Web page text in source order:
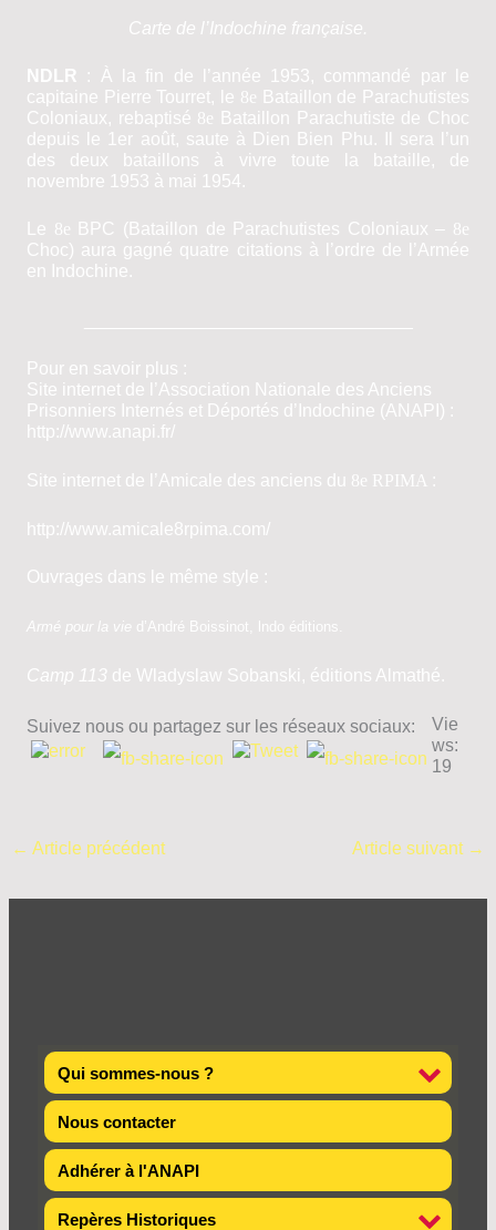
Qui sommes-nous ?
Nous contacter
Adhérer à l'ANAPI
Repères Historiques
Carte de l’Indochine française.
NDLR : À
la fin de l’année 1953, commandé par le
capitaine Pierre Tourret, le 8e Bataillon de Parachutistes
Coloniaux, rebaptisé 8e Bataillon Parachutiste de Choc
depuis le
1er août, saute à Dien Bien Phu. Il sera l’un
des deux bataillons à vivre toute la bataille, de
novembre 1953 à mai 1954.
Le 8 e BPC (Bataillon de Parachutistes Coloniaux – 8 e
Choc) aura gagné quatre citations à l’ordre de l’Armée
en Indochine.
Pour en savoir plus :
Site internet de l’Association Nationale des Anciens
Prisonniers Internés et Déportés d’Indochine (ANAPI) :
http://www.anapi.fr/
Site internet de l’Amicale des anciens du 8e RPIMA :
http://www.amicale8rpima.com/
Ouvrages dans le même style :
Armé pour la vie d’André Boissinot, lndo éditions.
Camp 113 de Wladyslaw Sobanski, éditions Almathé.
Suivez nous ou partagez sur les réseaux sociaux:
Vie
ws:
19
← Article précédent Article suivant →